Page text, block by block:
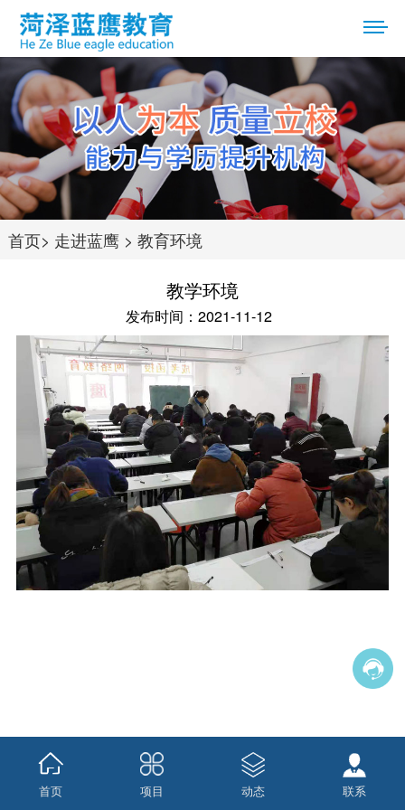
首页> 走进蓝鹰 > 教育环境
教学环境
发布时间：2021-11-12
首页 项目 动态 联系